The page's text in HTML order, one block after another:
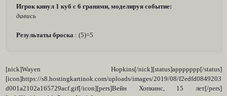
Игрок кинул 1 куб с 6 гранями, моделируя событие:
давись
Результаты броска : (5)=5
[nick]Wayen Hopkins[/nick][status]арррpppp[/status]
[icon]https://s8.hostingkartinok.com/uploads/images/2019/08/f2edfd0849203
d001a2102a165729acf.gif[/icon][pers]Вейн Хопкинс, 15 лет[/pers]